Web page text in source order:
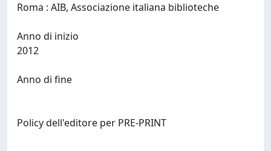
Anno di inizio
Anno di fine
Policy dell'editore per PRE-PRINT